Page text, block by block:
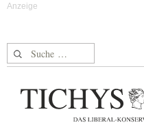
Suche nach: